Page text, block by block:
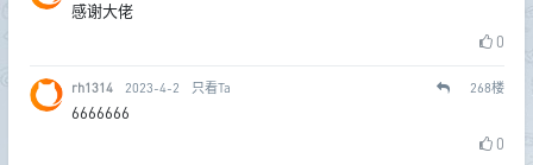
感谢大佬
0
rh1314 2023-4-2 只看Ta 268楼
6666666
0